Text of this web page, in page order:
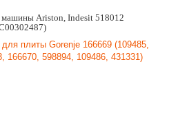
машины Ariston, Indesit 518012